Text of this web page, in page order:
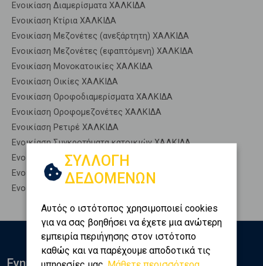
Ενοικίαση Διαμερίσματα ΧΑΛΚΙΔΑ
Ενοικίαση Κτίρια ΧΑΛΚΙΔΑ
Ενοικίαση Μεζονέτες (ανεξάρτητη) ΧΑΛΚΙΔΑ
Ενοικίαση Μεζονέτες (εφαπτόμενη) ΧΑΛΚΙΔΑ
Ενοικίαση Μονοκατοικίες ΧΑΛΚΙΔΑ
Ενοικίαση Οικίες ΧΑΛΚΙΔΑ
Ενοικίαση Οροφοδιαμερίσματα ΧΑΛΚΙΔΑ
Ενοικίαση Οροφομεζονέτες ΧΑΛΚΙΔΑ
Ενοικίαση Ρετιρέ ΧΑΛΚΙΔΑ
Ενοικίαση Συγκροτήματα κατοικιών ΧΑΛΚΙΔΑ
Ενοικίαση Υπόγεια ΧΑΛΚΙΔΑ
Ενοικίαση Υπόσκαφα ΧΑΛΚΙΔΑ
Ενοικίαση Υπολ. υψουν ΧΑΛΚΙΔΑ
ΣΥΛΛΟΓΗ
ΔΕΔΟΜΕΝΩΝ
Αυτός ο ιστότοπος χρησιμοποιεί cookies
για να σας βοηθήσει να έχετε μια ανώτερη
εμπειρία περιήγησης στον ιστότοπο
καθώς και να παρέχουμε αποδοτικά τις
Ενημερωθείτε